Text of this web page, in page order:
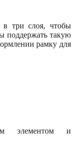
в три слоя, чтобы
поддержать такую
рамку для
элементом и